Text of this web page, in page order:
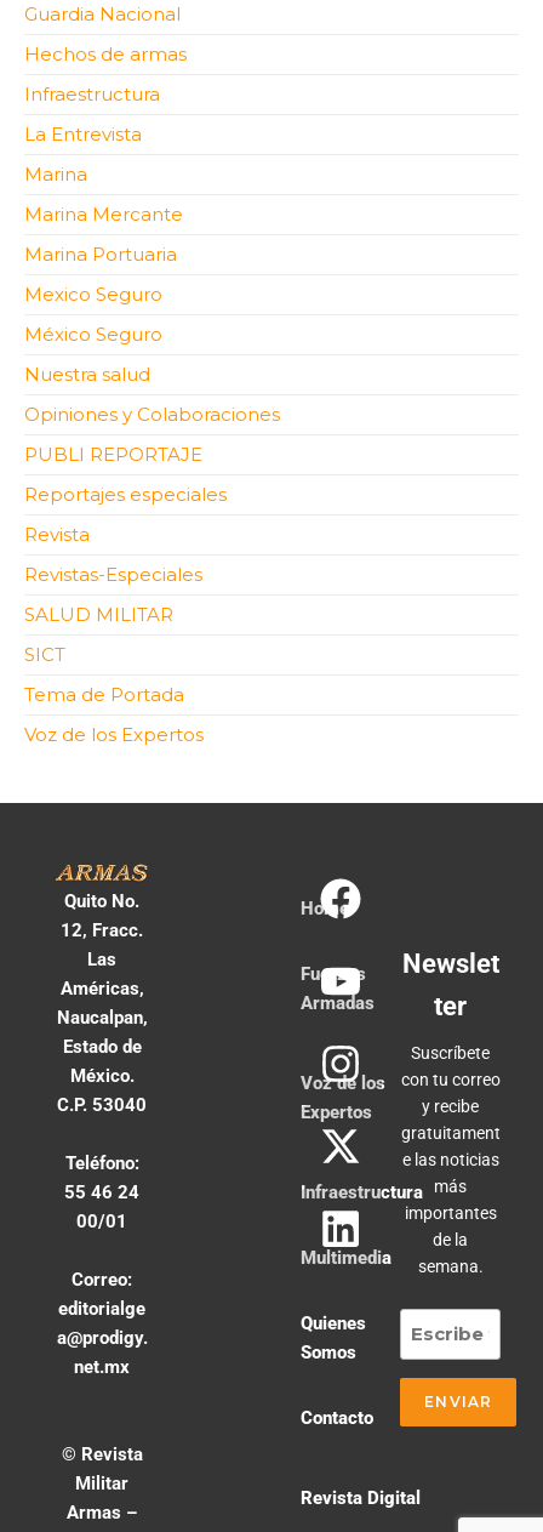
Guardia Nacional
Hechos de armas
Infraestructura
La Entrevista
Marina
Marina Mercante
Marina Portuaria
Mexico Seguro
México Seguro
Nuestra salud
Opiniones y Colaboraciones
PUBLI REPORTAJE
Reportajes especiales
Revista
Revistas-Especiales
SALUD MILITAR
SICT
Tema de Portada
Voz de los Expertos
Quito No.
12, Fracc.
Las
Américas,
Naucalpan,
Estado de
México.
C.P. 53040
Teléfono:
55 46 24
00/01
Correo:
editorialge
a@prodigy.
net.mx
© Revista
Militar
Armas –
Home
Fuerzas
Armadas
Voz de los
Expertos
Infraestructura
Multimedia
Quienes
Somos
Contacto
Revista Digital
Newslet
ter
Suscríbete
con tu correo
y recibe
gratuitament
e las noticias
más
importantes
de la
semana.